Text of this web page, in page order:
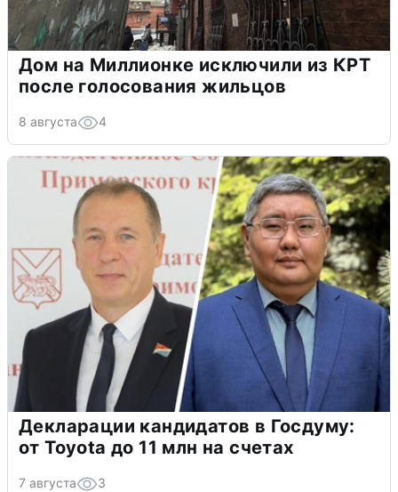
Дом на Миллионке исключили из КРТ
после голосования жильцов
8 августа 4
Декларации кандидатов в Госдуму:
от Toyota до 11 млн на счетах
7 августа 3